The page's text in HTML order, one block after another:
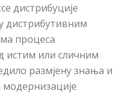
дистрибуције
дистрибутивним
процеса
истим или сличним
размјену знања и
модернизације